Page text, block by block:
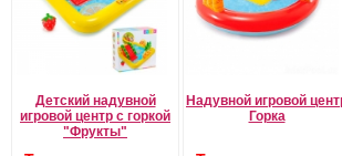
Детский надувной
игровой центр с горкой
"Фрукты"
Надувной игровой
Горка